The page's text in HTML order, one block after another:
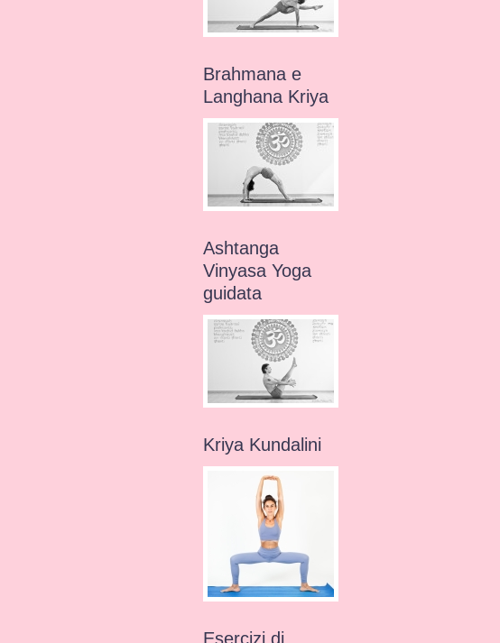
Brahmana e
Langhana Kriya
Ashtanga
Vinyasa Yoga
guidata
Kriya Kundalini
Esercizi di